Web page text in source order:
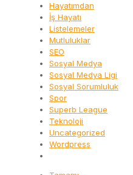
Hayatımdan
İş Hayatı
Listelemeler
Mutluluklar
SEO
Sosyal Medya
Sosyal Medya Ligi
Sosyal Sorumluluk
Spor
Superb League
Teknoloji
Uncategorized
Wordpress